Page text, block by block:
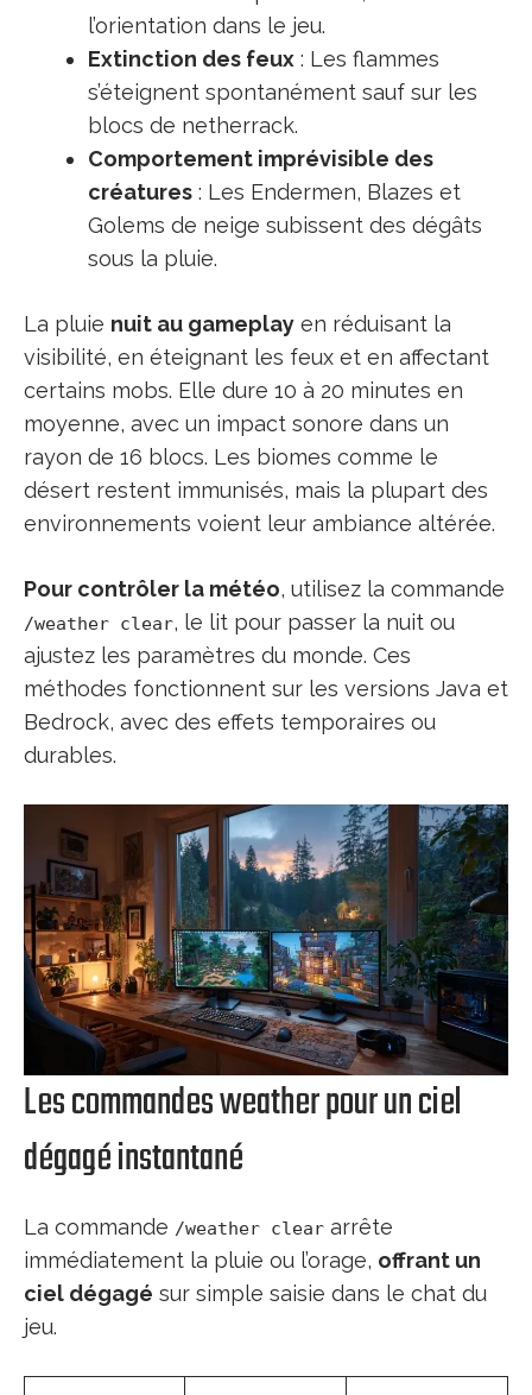
l’orientation dans le jeu.
Extinction des feux : Les flammes
s’éteignent spontanément sauf sur les
blocs de netherrack.
Comportement imprévisible des
créatures : Les Endermen, Blazes et
Golems de neige subissent des dégâts
sous la pluie.
La pluie nuit au gameplay en réduisant la
visibilité, en éteignant les feux et en affectant
certains mobs. Elle dure 10 à 20 minutes en
moyenne, avec un impact sonore dans un
rayon de 16 blocs. Les biomes comme le
désert restent immunisés, mais la plupart des
environnements voient leur ambiance altérée.
Pour contrôler la météo, utilisez la commande
/weather clear, le lit pour passer la nuit ou
ajustez les paramètres du monde. Ces
méthodes fonctionnent sur les versions Java et
Bedrock, avec des effets temporaires ou
durables.
Les commandes weather pour un ciel
dégagé instantané
La commande /weather clear arrête
immédiatement la pluie ou l’orage, offrant un
ciel dégagé sur simple saisie dans le chat du
jeu.